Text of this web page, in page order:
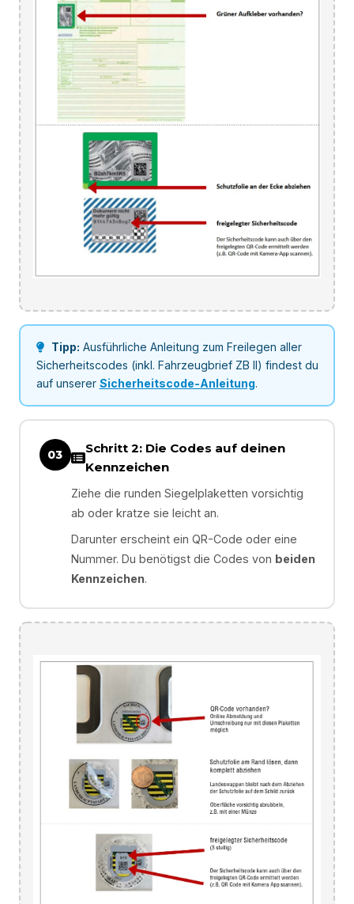
Tipp: Ausführliche Anleitung zum Freilegen aller
Sicherheitscodes (inkl. Fahrzeugbrief ZB II) findest du
auf unserer Sicherheitscode-Anleitung.
03
Schritt 2: Die Codes auf deinen
Kennzeichen
Ziehe die runden Siegelplaketten vorsichtig
ab oder kratze sie leicht an.
Darunter erscheint ein QR-Code oder eine
Nummer. Du benötigst die Codes von beiden
Kennzeichen.